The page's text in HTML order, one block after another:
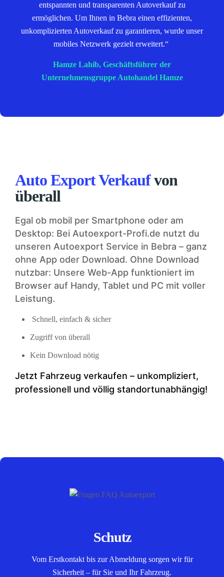
entspannten und transparenten Autoverkauf zu
ermöglichen. Um Ihnen in Bebra einen effizienten,
unkomplizierten Autoverkauf zu garantieren, wurde unser
mobiles Netzwerk gezielt erweitert.“
Hamze Lahib, Geschäftsführer der
Unternehmensgruppe Autohandel Hamze
Auto Export Verkaufvon
überall
Egal ob mobil per Smartphone oder am
Desktop: Bei Autoexport-Profi.de nutzt du
unseren Autoexport Service in Bebra – ganz
ohne App oder Download. Ohne Download
nutzbar: Unsere Web-App funktioniert im
Browser auf Handy, Tablet und PC mit voller
Leistung.
Schnell, einfach & sicher
Zugriff von überall
Kein Download nötig
Jetzt Fahrzeug verkaufen – unkompliziert,
professionell und völlig standortunabhängig!
Schutz
Vom Erstkontakt bis zur Abmeldung sorgen wir für
Sicherheit – für Sie und Ihr Fahrzeug.